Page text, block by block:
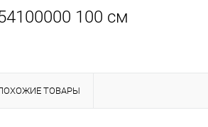
100 см
ТОВАРЫ